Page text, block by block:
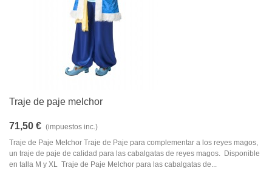
Traje de paje melchor
71,50 € (impuestos inc.)
Traje de Paje Melchor Traje de Paje para complementar a los reyes magos,
un traje de paje de calidad para las cabalgatas de reyes magos. Disponible
en talla M y XL Traje de Paje Melchor para las cabalgatas de...